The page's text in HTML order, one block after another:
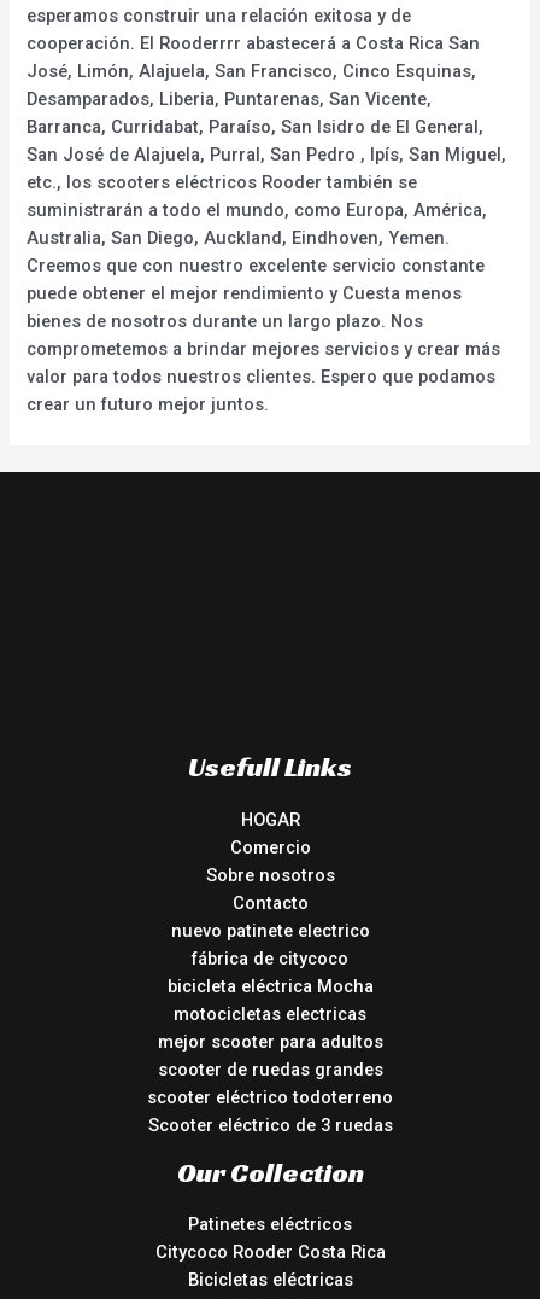
esperamos construir una relación exitosa y de
cooperación. El Rooderrrr abastecerá a Costa Rica San
José, Limón, Alajuela, San Francisco, Cinco Esquinas,
Desamparados, Liberia, Puntarenas, San Vicente,
Barranca, Curridabat, Paraíso, San Isidro de El General,
San José de Alajuela, Purral, San Pedro , Ipís, San Miguel,
etc., los scooters eléctricos Rooder también se
suministrarán a todo el mundo, como Europa, América,
Australia, San Diego, Auckland, Eindhoven, Yemen.
Creemos que con nuestro excelente servicio constante
puede obtener el mejor rendimiento y Cuesta menos
bienes de nosotros durante un largo plazo. Nos
comprometemos a brindar mejores servicios y crear más
valor para todos nuestros clientes. Espero que podamos
crear un futuro mejor juntos.
Usefull Links
HOGAR
Comercio
Sobre nosotros
Contacto
nuevo patinete electrico
fábrica de citycoco
bicicleta eléctrica Mocha
motocicletas electricas
mejor scooter para adultos
scooter de ruedas grandes
scooter eléctrico todoterreno
Scooter eléctrico de 3 ruedas
Our Collection
Patinetes eléctricos
Citycoco Rooder Costa Rica
Bicicletas eléctricas